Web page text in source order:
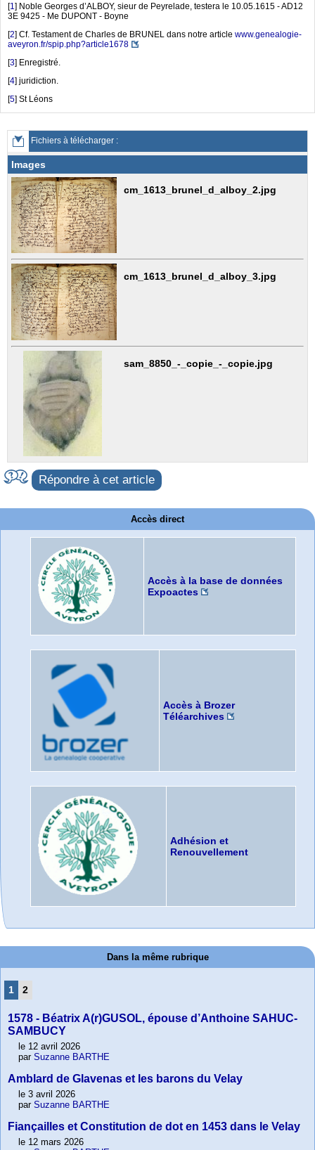
[1 ] Noble Georges d’ALBOY, sieur de Peyrelade, testera le 10.05.1615 - AD12
3E 9425 - Me DUPONT - Boyne
[2] Cf. Testament de Charles de BRUNEL dans notre article www.genealogie-
aveyron.fr/spip.php?article1678
[3] Enregistré.
[4] juridiction.
[5] St Léons
Fichiers à télécharger :
Images
cm_1613_brunel_d_alboy_2.jpg
cm_1613_brunel_d_alboy_3.jpg
sam_8850_-_copie_-_copie.jpg
Répondre à cet article
Accès direct
Accès à la base de données
Expoactes
Accès à Brozer
Téléarchives
Adhésion et
Renouvellement
Dans la même rubrique
1 2
1578 - Béatrix A(r)GUSOL, épouse d’Anthoine SAHUC-
SAMBUCY
le 12 avril 2026
par Suzanne BARTHE
Amblard de Glavenas et les barons du Velay
le 3 avril 2026
par Suzanne BARTHE
Fiançailles et Constitution de dot en 1453 dans le Velay
le 12 mars 2026